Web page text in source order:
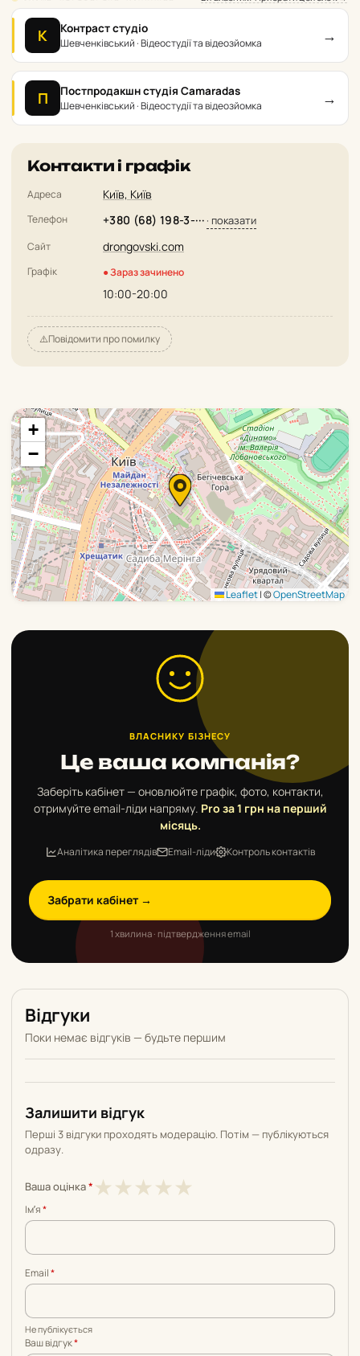
К Контраст студіо
Шевченківський · Відеостудії та відеозйомка →
П Постпродакшн студія Camaradas
Шевченківський · Відеостудії та відеозйомка →
Контакти і графік
Адреса Київ, Київ
Телефон +380 (68) 198-3-··· · показати
Сайт drongovski.com
Графік ● Зараз зачинено
10:00-20:00
⚠️Повідомити про помилку
+
−
Leaflet|©OpenStreetMap
ВЛАСНИКУ БІЗНЕСУ
Це ваша компанія?
Заберіть кабінет — оновлюйте графік, фото, контакти,
отримуйте email-ліди напряму. Pro за 1 грн на перший
місяць.
Аналітика переглядів Email-ліди Контроль контактів
Забрати кабінет →
1 хвилина · підтвердження email
Відгуки
Поки немає відгуків — будьте першим
Залишити відгук
Перші 3 відгуки проходять модерацію. Потім — публікуються
одразу.
Ваша оцінка* ★
5
★4
5
★3
5
★2
5
★1
5
Імʼя*
Email*
Не публікується
Ваш відгук*